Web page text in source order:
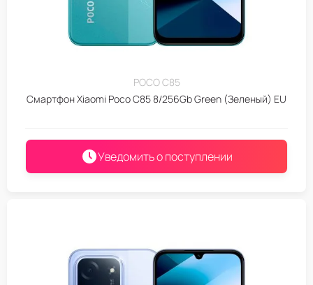
POCO C85
Смартфон Xiaomi Poco C85 8/256Gb Green (Зеленый) EU
Уведомить о поступлении